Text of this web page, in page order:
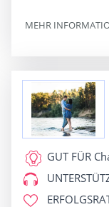
MEHR
GUT FÜR